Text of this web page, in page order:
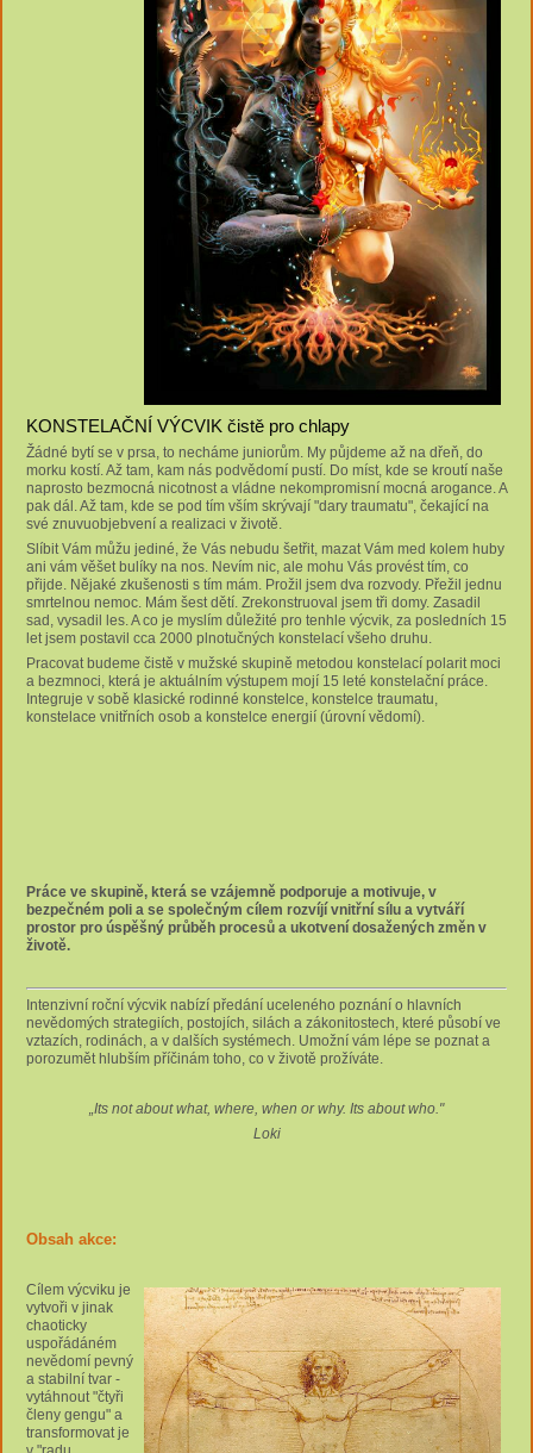
KONSTELAČNÍ VÝCVIK čistě pro chlapy
Žádné bytí se v prsa, to necháme juniorům. My půjdeme až na dřeň, do
morku kostí. Až tam, kam nás podvědomí pustí. Do míst, kde se kroutí naše
naprosto bezmocná nicotnost a vládne nekompromisní mocná arogance. A
pak dál. Až tam, kde se pod tím vším skrývají "dary traumatu", čekající na
své znuvuobjebvení a realizaci v životě.
Slíbit Vám můžu jediné, že Vás nebudu šetřit, mazat Vám med kolem huby
ani vám věšet bulíky na nos. Nevím nic, ale mohu Vás provést tím, co
přijde. Nějaké zkušenosti s tím mám. Prožil jsem dva rozvody. Přežil jednu
smrtelnou nemoc. Mám šest dětí. Zrekonstruoval jsem tři domy. Zasadil
sad, vysadil les. A co je myslím důležité pro tenhle výcvik, za posledních 15
let jsem postavil cca 2000 plnotučných konstelací všeho druhu.
Pracovat budeme čistě v mužské skupině metodou konstelací polarit moci
a bezmnoci, která je aktuálním výstupem mojí 15 leté konstelační práce.
Integruje v sobě klasické rodinné konstelce, konstelce traumatu,
konstelace vnitřních osob a konstelce energií (úrovní vědomí).
Práce ve skupině, která se vzájemně podporuje a motivuje, v
bezpečném poli a se společným cílem rozvíjí vnitřní sílu a vytváří
prostor pro úspěšný průběh procesů a ukotvení dosažených změn v
životě.
Intenzivní roční výcvik nabízí předání uceleného poznání o hlavních
nevědomých strategiích, postojích, silách a zákonitostech, které působí ve
vztazích, rodinách, a v dalších systémech. Umožní vám lépe se poznat a
porozumět hlubším příčinám toho, co v životě prožíváte.
„Its not about what, where, when or why. Its about who."
Loki
Obsah akce:
Cílem výcviku je
vytvoři v jinak
chaoticky
uspořádáném
nevědomí pevný
a stabilní tvar -
vytáhnout "čtyři
členy gengu" a
transformovat je